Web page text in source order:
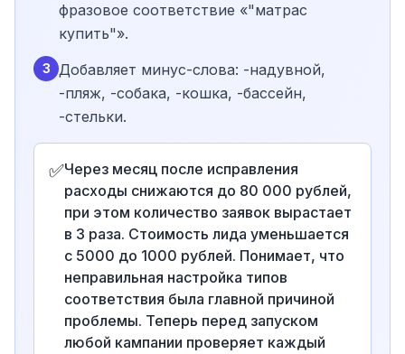
фразовое соответствие «"матрас
купить"».
3 Добавляет минус-слова: -надувной,
-пляж, -собака, -кошка, -бассейн,
-стельки.
✅Через месяц после исправления
расходы снижаются до 80 000 рублей,
при этом количество заявок вырастает
в 3 раза. Стоимость лида уменьшается
с 5000 до 1000 рублей. Понимает, что
неправильная настройка типов
соответствия была главной причиной
проблемы. Теперь перед запуском
любой кампании проверяет каждый